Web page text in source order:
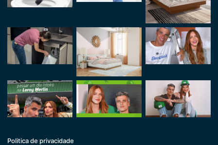
Politica de privacidade